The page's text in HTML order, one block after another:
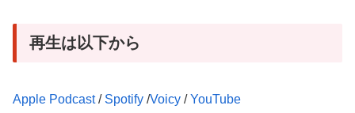
再生は以下から
Apple Podcast/ Spotify /Voicy /YouTube